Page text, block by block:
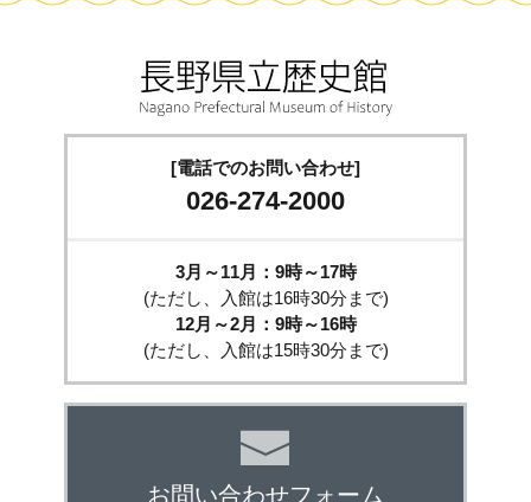
[電話でのお問い合わせ]
026-274-2000
3月～11月：9時～17時
(ただし、入館は16時30分まで)
12月～2月：9時～16時
(ただし、入館は15時30分まで)
お問い合わせフォーム